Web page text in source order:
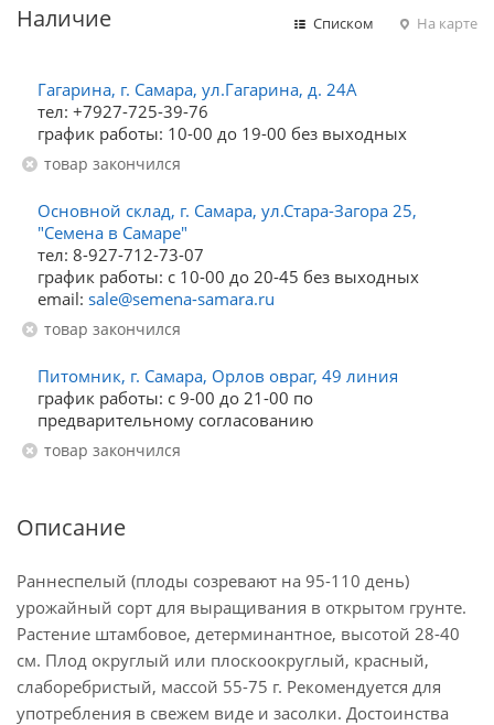
Наличие Списком На карте
Гагарина, г. Самара, ул.Гагарина, д. 24А
тел: +7927-725-39-76
график работы: 10-00 до 19-00 без выходных
Товар закончился
Основной склад, г. Самара, ул.Стара-Загора 25,
"Семена в Самаре"
тел: 8-927-712-73-07
график работы: с 10-00 до 20-45 без выходных
email: sale@semena-samara.ru
Товар закончился
Питомник, г. Самара, Орлов овраг, 49 линия
график работы: с 9-00 до 21-00 по
предварительному согласованию
Товар закончился
Описание
Раннеспелый (плоды созревают на 95-110 день)
урожайный сорт для выращивания в открытом грунте.
Растение штамбовое, детерминантное, высотой 28-40
см. Плод округлый или плоскоокруглый, красный,
слаборебристый, массой 55-75 г. Рекомендуется для
употребления в свежем виде и засолки. Достоинства